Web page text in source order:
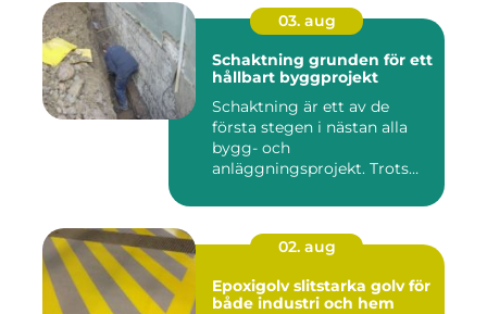
03. aug
Schaktning grunden för ett
hållbart byggprojekt
Schaktning är ett av de
första stegen i nästan alla
bygg- och
anläggningsprojekt. Trots
02. aug
Epoxigolv slitstarka golv för
både industri och hem